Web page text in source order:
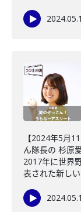
【2024年5月
ん隊長の 杉原
2017年に世界
表された新し